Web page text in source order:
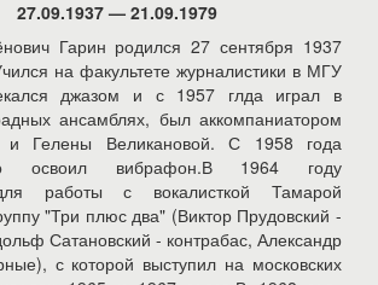
27.09.1937 — 21.09.1979
Гарин родился 27 сентября 1937
на факультете журналистики в МГУ
джазом и с 1957 глда играл в
ансамблях, был аккомпаниатором
и Гелены Великановой. С 1958 года
освоил вибрафон.В 1964 году
работы с вокалисткой Тамарой
"Три плюс два" (Виктор Прудовский -
Сатановский - контрабас, Александр
с которой выступил на московских